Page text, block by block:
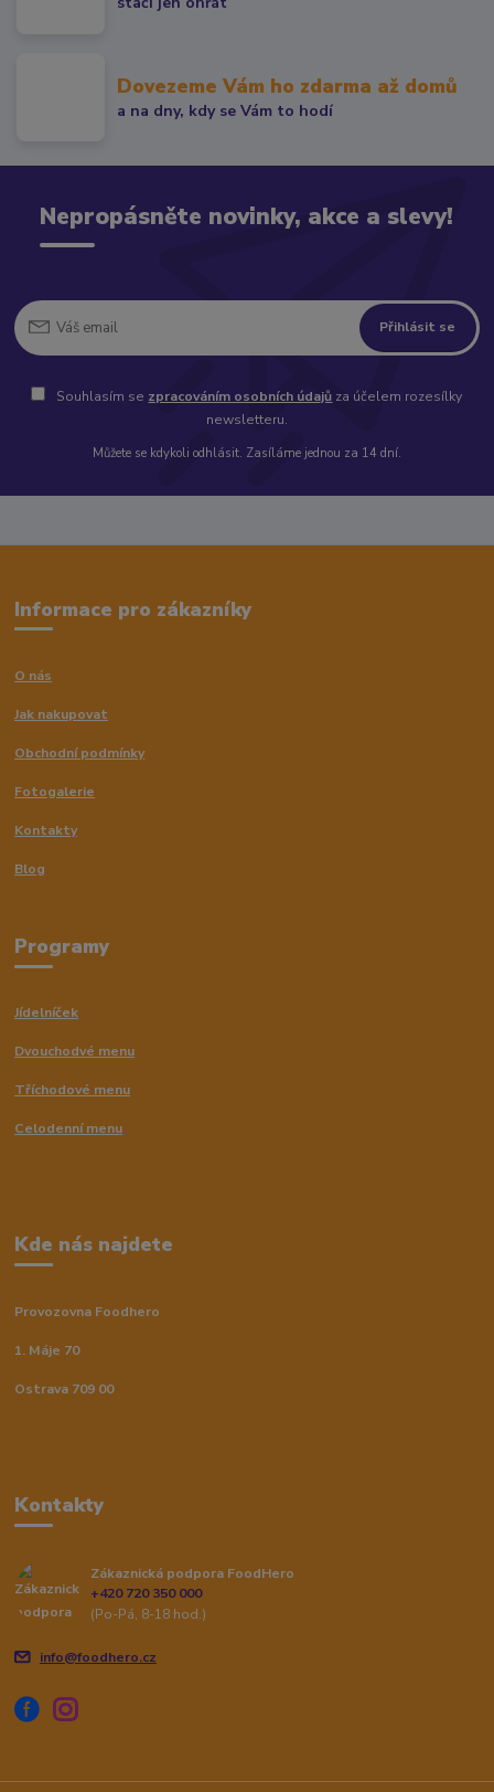
Dovezeme Vám ho zdarma až domů
a na dny, kdy se Vám to hodí
Nepropásněte novinky, akce a slevy!
Přihlásit se
Souhlasím se zpracováním osobních údajů za účelem rozesílky
newsletteru.
Můžete se kdykoli odhlásit. Zasíláme jednou za 14 dní.
Informace pro zákazníky
O nás
Jak nakupovat
Obchodní podmínky
Fotogalerie
Kontakty
Blog
Programy
Jídelníček
Dvouchodvé menu
Tříchodové menu
Celodenní menu
Kde nás najdete
Provozovna Foodhero
1. Máje 70
Ostrava 709 00
Kontakty
Zákaznická podpora FoodHero
+420 720 350 000
(Po-Pá, 8-18 hod.)
info@foodhero.cz